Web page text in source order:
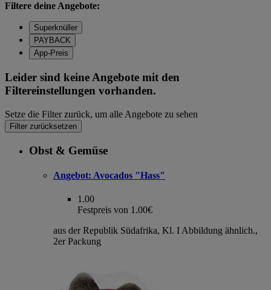
Filtere deine Angebote:
Superknüller
PAYBACK
App-Preis
Leider sind keine Angebote mit den
Filtereinstellungen vorhanden.
Setze die Filter zurück, um alle Angebote zu sehen
Filter zurücksetzen
Obst & Gemüse
Angebot: Avocados "Hass"
1.00
Festpreis von 1.00€
aus der Republik Südafrika, Kl. I Abbildung ähnlich.,
2er Packung